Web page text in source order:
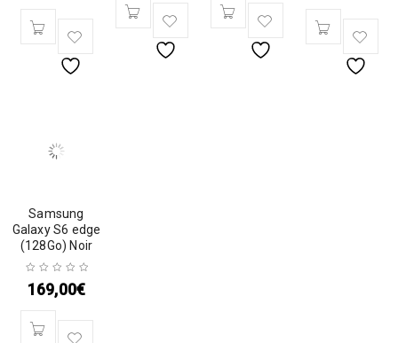
Samsung
Galaxy S6 edge
(128Go) Noir
169,00€